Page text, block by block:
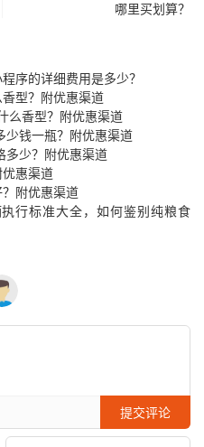
哪里买划算？
序的详细费用是多少？
型？附优惠渠道
么香型？附优惠渠道
少钱一瓶？附优惠渠道
多少？附优惠渠道
惠渠道
附优惠渠道
行标准大全，如何鉴别纯粮食
提交评论